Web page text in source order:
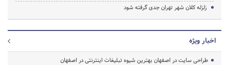
زلزله کلان شهر تهران جدی گرفته شود
اخبار ویژه
طراحی سایت در اصفهان بهترین شیوه تبلیغات اینترنتی در اصفهان